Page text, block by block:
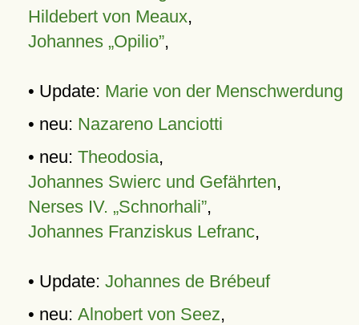
Hildebert von Meaux,
Johannes „Opilio”,
• Update: Marie von der Menschwerdung
• neu: Nazareno Lanciotti
• neu: Theodosia,
Johannes Swierc und Gefährten,
Nerses IV. „Schnorhali”,
Johannes Franziskus Lefranc,
• Update: Johannes de Brébeuf
• neu: Alnobert von Seez,